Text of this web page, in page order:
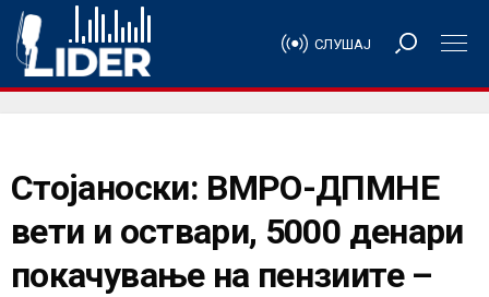
СЛУШАЈ
Стојаноски: ВМРО-ДПМНЕ
вети и оствари, 5000 денари
покачување на пензиите –